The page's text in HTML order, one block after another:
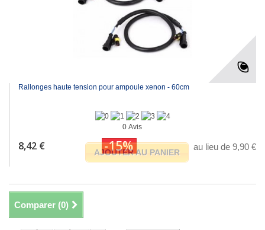
Rallonges haute tension pour ampoule xenon - 60cm
0 Avis
8,42 € au lieu de 9,90 €
-15%
AJOUTER AU PANIER
Comparer (0)